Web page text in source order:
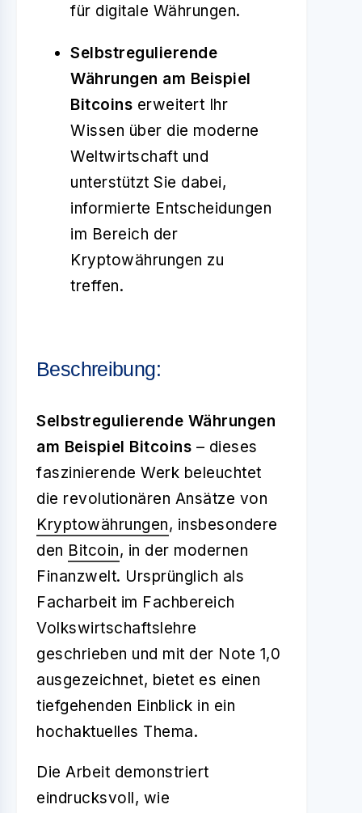
für digitale Währungen.
Selbstregulierende
Währungen am Beispiel
Bitcoins erweitert Ihr
Wissen über die moderne
Weltwirtschaft und
unterstützt Sie dabei,
informierte Entscheidungen
im Bereich der
Kryptowährungen zu
treffen.
Beschreibung:
Selbstregulierende Währungen
am Beispiel Bitcoins – dieses
faszinierende Werk beleuchtet
die revolutionären Ansätze von
Kryptowährungen, insbesondere
den Bitcoin, in der modernen
Finanzwelt. Ursprünglich als
Facharbeit im Fachbereich
Volkswirtschaftslehre
geschrieben und mit der Note 1,0
ausgezeichnet, bietet es einen
tiefgehenden Einblick in ein
hochaktuelles Thema.
Die Arbeit demonstriert
eindrucksvoll, wie